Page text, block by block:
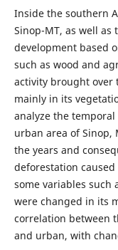
Inside the southern
Sinop-MT, as well
development based
such as wood and
activity brought over
mainly in its
analyze the
urban area of Sinop,
the years and
deforestation
some variables
were changed in its
correlation between
and urban, with